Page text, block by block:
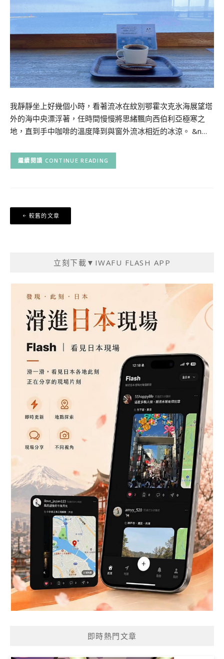
我靜靜坐上好幾個小時，看著流冰在紋別鄂霍次克氷海展望塔
外的海中央漂浮著，任時間慢慢將思緒飄向西伯利亞極寒之
地，直到手中咖啡的溫度降到與窗外流冰相近的冰涼。 &n…
CONTINUE READING
文
章
較舊的文章
立刻下載▼IWAFU FLASH APP
即時熱門文章